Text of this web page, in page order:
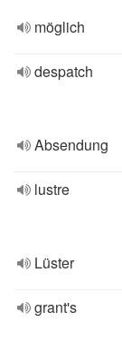
möglich
despatch
Absendung
lustre
Lüster
grant's